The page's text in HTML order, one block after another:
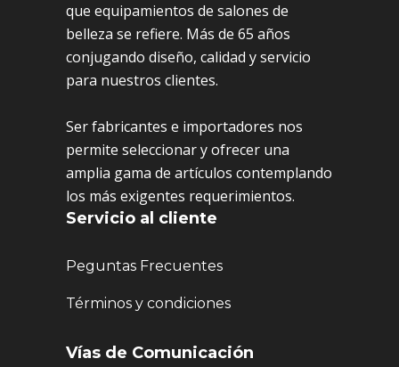
que equipamientos de salones de
belleza se refiere. Más de 65 años
conjugando diseño, calidad y servicio
para nuestros clientes.
Ser fabricantes e importadores nos
permite seleccionar y ofrecer una
amplia gama de artículos contemplando
los más exigentes requerimientos.
Servicio al cliente
Peguntas Frecuentes
Términos y condiciones
Vías de Comunicación